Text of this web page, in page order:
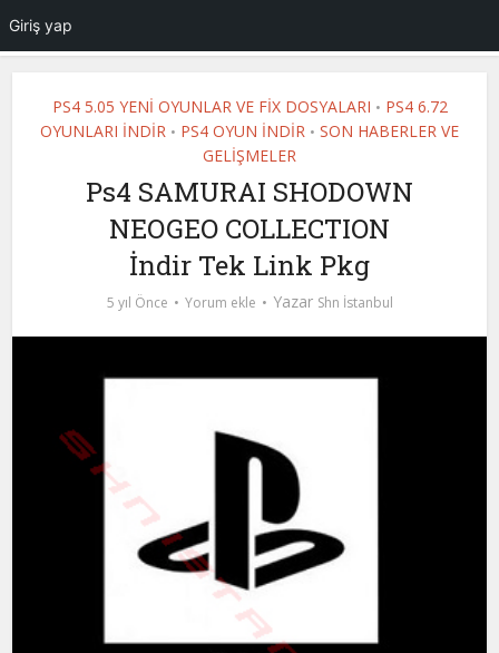
PS4 5.05 YENİ OYUNLAR VE FİX DOSYALARI • PS4 6.72
OYUNLARI İNDİR • PS4 OYUN İNDİR • SON HABERLER VE
GELİŞMELER
Ps4 SAMURAI SHODOWN
NEOGEO COLLECTION
İndir Tek Link Pkg
5 yıl Önce Yorum ekle Yazar Shn İstanbul
Giriş yap